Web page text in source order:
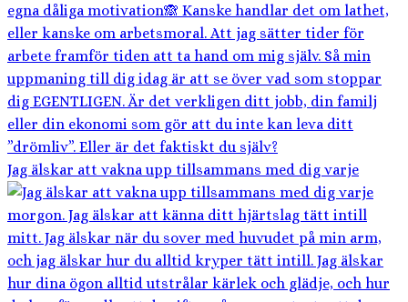
Jag älskar att vakna upp tillsammans med dig varje